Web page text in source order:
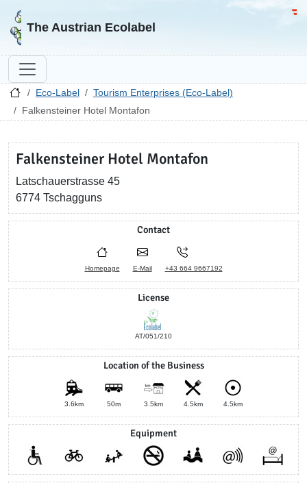
Go to homepage
The Austrian Ecolabel
Eco-Label
Tourism Enterprises (Eco-Label)
Falkensteiner Hotel Montafon
Falkensteiner Hotel Montafon
Latschauerstrasse 45
6774 Tschagguns
Contact
Homepage E-Mail +43 664 9667192
License
AT/051/210
Location of the Business
3.6km 50m 3.5km 4.5km 4.5km
Equipment